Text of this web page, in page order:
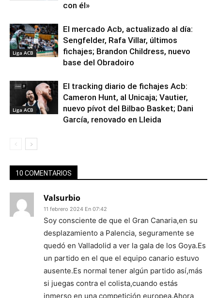
con él»
Liga ACB
El mercado Acb, actualizado al día:
Sengfelder, Rafa Villar, últimos
fichajes; Brandon Childress, nuevo
base del Obradoiro
Liga ACB
El tracking diario de fichajes Acb:
Cameron Hunt, al Unicaja; Vautier,
nuevo pívot del Bilbao Basket; Dani
García, renovado en Lleida
10 COMENTARIOS
Valsurbio
11 febrero 2024 En 07:42
Soy consciente de que el Gran Canaria,en su
desplazamiento a Palencia, seguramente se
quedó en Valladolid a ver la gala de los Goya.Es
un partido en el que el equipo canario estuvo
ausente.Es normal tener algún partido así,más
si juegas contra el colista,cuando estás
inmerso en una competición europea.Ahora